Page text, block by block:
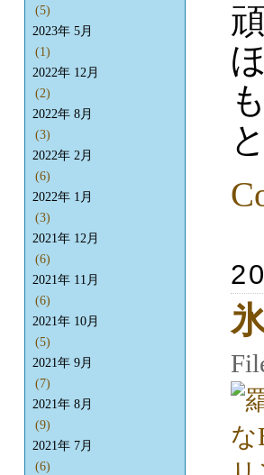
(5)
2023年 5月
(1)
2022年 12月
(2)
2022年 8月
(3)
2022年 2月
(6)
2022年 1月
(3)
2021年 12月
(6)
2021年 11月
(6)
2021年 10月
(5)
2021年 9月
(7)
2021年 8月
(9)
2021年 7月
(6)